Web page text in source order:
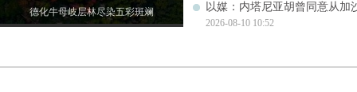
德化牛母岐层林尽染五彩斑斓 以媒：内塔尼亚胡曾同意从加
2026-08-10 10:52